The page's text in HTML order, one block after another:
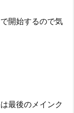
開始するので気
最後のメインク